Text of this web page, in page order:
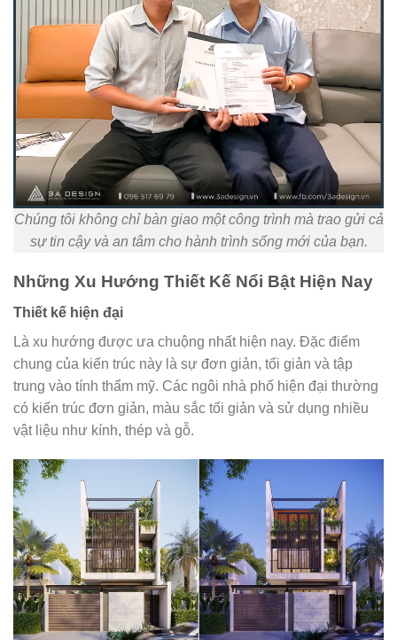
Chúng tôi không chỉ bàn giao một công trình mà trao gửi cả
sự tin cậy và an tâm cho hành trình sống mới của bạn.
Những Xu Hướng Thiết Kế Nổi Bật Hiện Nay
Thiết kế hiện đại
Là xu hướng được ưa chuộng nhất hiện nay. Đặc điểm
chung của kiến trúc này là sự đơn giản, tối giản và tập
trung vào tính thẩm mỹ. Các ngôi nhà phố hiện đại thường
có kiến trúc đơn giản, màu sắc tối giản và sử dụng nhiều
vật liệu như kính, thép và gỗ.